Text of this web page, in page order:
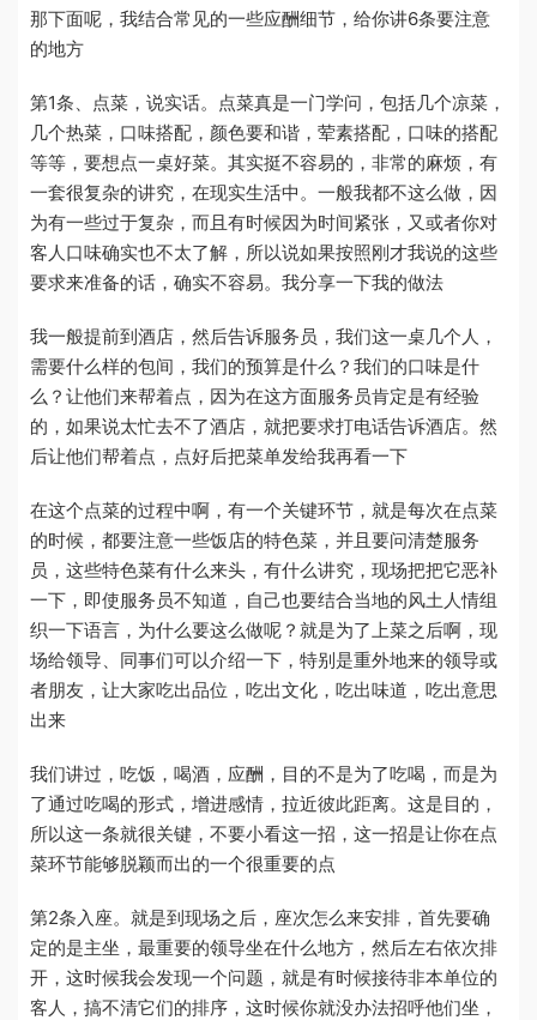
那下面呢，我结合常见的一些应酬细节，给你讲6条要注意
的地方
第1条、点菜，说实话。点菜真是一门学问，包括几个凉菜，
几个热菜，口味搭配，颜色要和谐，荤素搭配，口味的搭配
等等，要想点一桌好菜。其实挺不容易的，非常的麻烦，有
一套很复杂的讲究，在现实生活中。一般我都不这么做，因
为有一些过于复杂，而且有时候因为时间紧张，又或者你对
客人口味确实也不太了解，所以说如果按照刚才我说的这些
要求来准备的话，确实不容易。我分享一下我的做法
我一般提前到酒店，然后告诉服务员，我们这一桌几个人，
需要什么样的包间，我们的预算是什么？我们的口味是什
么？让他们来帮着点，因为在这方面服务员肯定是有经验
的，如果说太忙去不了酒店，就把要求打电话告诉酒店。然
后让他们帮着点，点好后把菜单发给我再看一下
在这个点菜的过程中啊，有一个关键环节，就是每次在点菜
的时候，都要注意一些饭店的特色菜，并且要问清楚服务
员，这些特色菜有什么来头，有什么讲究，现场把把它恶补
一下，即使服务员不知道，自己也要结合当地的风土人情组
织一下语言，为什么要这么做呢？就是为了上菜之后啊，现
场给领导、同事们可以介绍一下，特别是重外地来的领导或
者朋友，让大家吃出品位，吃出文化，吃出味道，吃出意思
出来
我们讲过，吃饭，喝酒，应酬，目的不是为了吃喝，而是为
了通过吃喝的形式，增进感情，拉近彼此距离。这是目的，
所以这一条就很关键，不要小看这一招，这一招是让你在点
菜环节能够脱颖而出的一个很重要的点
第2条入座。就是到现场之后，座次怎么来安排，首先要确
定的是主坐，最重要的领导坐在什么地方，然后左右依次排
开，这时候我会发现一个问题，就是有时候接待非本单位的
客人，搞不清它们的排序，这时候你就没办法招呼他们坐，